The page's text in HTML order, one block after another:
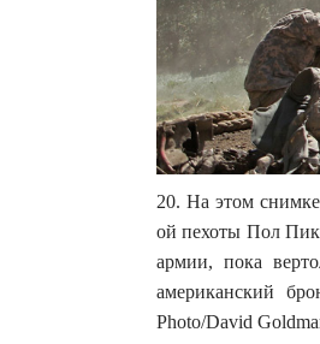
20. На этом
ой пехоты Пол
армии, пока
американский
Photo/David